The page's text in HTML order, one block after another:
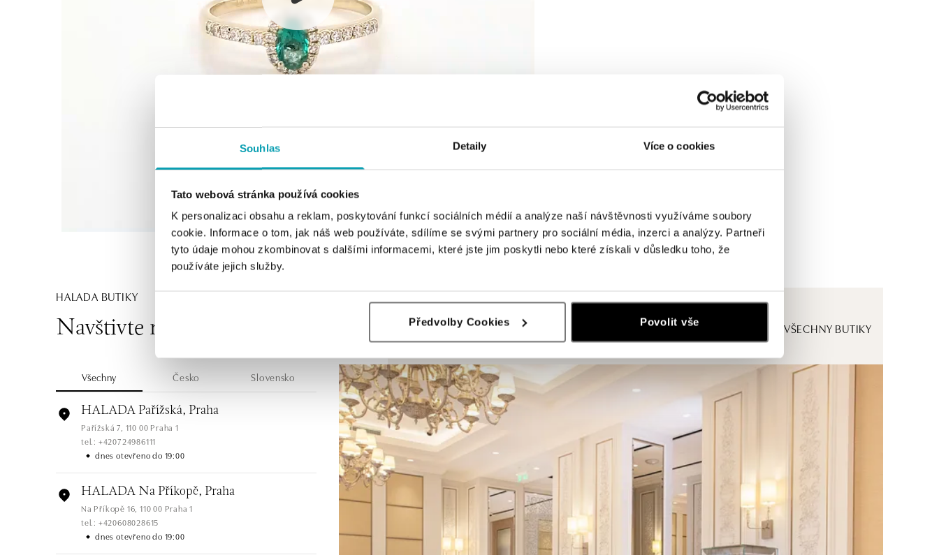
Souhlas Detaily Více o cookies
Tato webová stránka používá cookies
K personalizaci obsahu a reklam, poskytování funkcí sociálních médií a analýze naší návštěvnosti využíváme soubory
cookie. Informace o tom, jak náš web používáte, sdílíme se svými partnery pro sociální média, inzerci a analýzy. Partneři
tyto údaje mohou zkombinovat s dalšími informacemi, které jste jim poskytli nebo které získali v důsledku toho, že
používáte jejich služby.
Předvolby Cookies Povolit vše
HALADA BUTIKY
Navštivte naše butiky ZOBRAZIT VŠECHNY BUTIKY
Všechny Česko Slovensko
HALADA Pařížská, Praha
Pařížská 7, 110 00 Praha 1
tel.: +420724986111
dnes otevřeno do 19:00
HALADA Na Příkopě, Praha
Na Příkopě 16, 110 00 Praha 1
tel.: +420608028615
dnes otevřeno do 19:00